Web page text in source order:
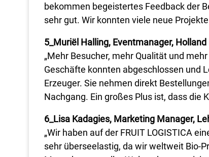
bekommen begeistertes Feedback der
sehr gut. Wir konnten viele neue
5_Muriël Halling, Eventmanager, Holland
„Mehr Besucher, mehr Qualität und
Geschäfte konnten abgeschlossen und
Erzeuger. Sie nehmen direkt
Nachgang. Ein großes Plus ist, dass die
6_Lisa Kadagies, Marketing Manager,
„Wir haben auf der FRUIT LOGISTICA
sehr überseelastig, da wir weltweit Bio-